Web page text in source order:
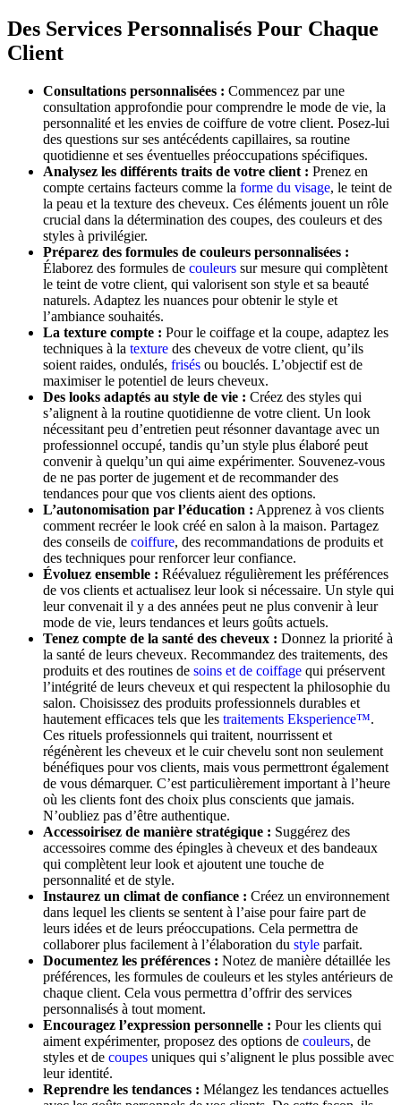
Des Services Personnalisés Pour Chaque
Client
Consultations personnalisées : Commencez par une
consultation approfondie pour comprendre le mode de vie, la
personnalité et les envies de coiffure de votre client. Posez-lui
des questions sur ses antécédents capillaires, sa routine
quotidienne et ses éventuelles préoccupations spécifiques.
Analysez les différents traits de votre client : Prenez en
compte certains facteurs comme la forme du visage, le teint de
la peau et la texture des cheveux. Ces éléments jouent un rôle
crucial dans la détermination des coupes, des couleurs et des
styles à privilégier.
Préparez des formules de couleurs personnalisées :
Élaborez des formules de couleurs sur mesure qui complètent
le teint de votre client, qui valorisent son style et sa beauté
naturels. Adaptez les nuances pour obtenir le style et
l’ambiance souhaités.
La texture compte : Pour le coiffage et la coupe, adaptez les
techniques à la texture des cheveux de votre client, qu’ils
soient raides, ondulés, frisés ou bouclés. L’objectif est de
maximiser le potentiel de leurs cheveux.
Des looks adaptés au style de vie : Créez des styles qui
s’alignent à la routine quotidienne de votre client. Un look
nécessitant peu d’entretien peut résonner davantage avec un
professionnel occupé, tandis qu’un style plus élaboré peut
convenir à quelqu’un qui aime expérimenter. Souvenez-vous
de ne pas porter de jugement et de recommander des
tendances pour que vos clients aient des options.
L’autonomisation par l’éducation : Apprenez à vos clients
comment recréer le look créé en salon à la maison. Partagez
des conseils de coiffure, des recommandations de produits et
des techniques pour renforcer leur confiance.
Évoluez ensemble : Réévaluez régulièrement les préférences
de vos clients et actualisez leur look si nécessaire. Un style qui
leur convenait il y a des années peut ne plus convenir à leur
mode de vie, leurs tendances et leurs goûts actuels.
Tenez compte de la santé des cheveux : Donnez la priorité à
la santé de leurs cheveux. Recommandez des traitements, des
produits et des routines de soins et de coiffage qui préservent
l’intégrité de leurs cheveux et qui respectent la philosophie du
salon. Choisissez des produits professionnels durables et
hautement efficaces tels que les traitements Eksperience™.
Ces rituels professionnels qui traitent, nourrissent et
régénèrent les cheveux et le cuir chevelu sont non seulement
bénéfiques pour vos clients, mais vous permettront également
de vous démarquer. C’est particulièrement important à l’heure
où les clients font des choix plus conscients que jamais.
N’oubliez pas d’être authentique.
Accessoirisez de manière stratégique : Suggérez des
accessoires comme des épingles à cheveux et des bandeaux
qui complètent leur look et ajoutent une touche de
personnalité et de style.
Instaurez un climat de confiance : Créez un environnement
dans lequel les clients se sentent à l’aise pour faire part de
leurs idées et de leurs préoccupations. Cela permettra de
collaborer plus facilement à l’élaboration du style parfait.
Documentez les préférences : Notez de manière détaillée les
préférences, les formules de couleurs et les styles antérieurs de
chaque client. Cela vous permettra d’offrir des services
personnalisés à tout moment.
Encouragez l’expression personnelle : Pour les clients qui
aiment expérimenter, proposez des options de couleurs, de
styles et de coupes uniques qui s’alignent le plus possible avec
leur identité.
Reprendre les tendances : Mélangez les tendances actuelles